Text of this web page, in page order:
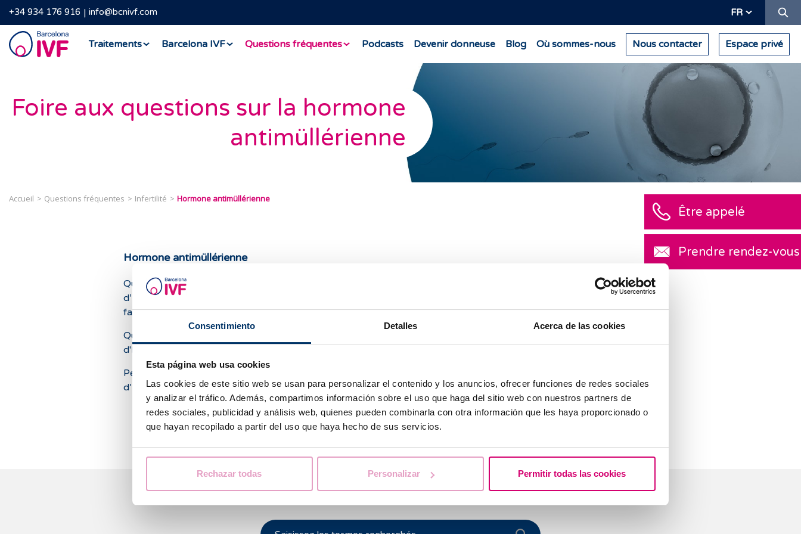
Consentimiento Detalles Acerca de las cookies
Esta página web usa cookies
Las cookies de este sitio web se usan para personalizar el contenido y los anuncios, ofrecer funciones de redes sociales
y analizar el tráfico. Además, compartimos información sobre el uso que haga del sitio web con nuestros partners de
redes sociales, publicidad y análisis web, quienes pueden combinarla con otra información que les haya proporcionado o
que hayan recopilado a partir del uso que haya hecho de sus servicios.
Rechazar todas Personalizar Permitir todas las cookies
+34 934 176 916 info@bcnivf.com FR
Barcelona
IVF
Traitements Barcelona IVF Questions fréquentes Podcasts Devenir donneuse Blog Où sommes-nous Nous contacter Espace privé
Foire aux questions sur la hormone
antimüllérienne
Accueil Questions fréquentes Infertilité Hormone antimüllérienne
Hormone antimüllérienne
Que se passe-t-il si mon taux
d’hormone antimüllérienne est
faible ?
Que signifie un taux élevé
d'hormone antimüllérienne ?
Peut-on améliorer des taux bas
d’hormone antimüllérienne ?
Être appelé
Prendre rendez-vous